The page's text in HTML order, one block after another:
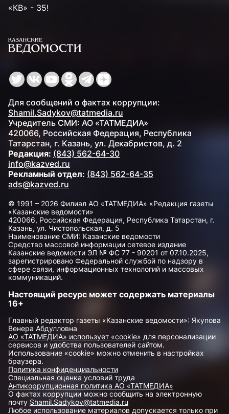
«КВ» - 35!
Для сообщений о фактах коррупции:
Shamil.Sadykov@tatmedia.ru
Учредитель СМИ: АО «ТАТМЕДИА»
420066, Российская Федерация, Республика
Татарстан, г. Казань, ул. Декабристов, д. 2
Редакция: (843) 562-64-30
info@kazved.ru
Рекламный отдел: (843) 562-64-35
ads@kazved.ru
© 1991 – 2026 Филиал АО «ТАТМЕДИА» «Редакция газеты
«Казанские ведомости»
420066, Российская Федерация, Республика Татарстан, г.
Казань, ул. Чистопольская, д. 5
Наименование СМИ: Казанские ведомости
Средство массовой информации сетевое издание
Казанские ведомости ЭЛ № ФС 77 - 90201 от 07.10.2025,
зарегистрировано Федеральной службой по надзору в
сфере связи, информационных технологий и массовых
коммуникаций.
Настоящий ресурс может содержать материалы
16+
Главный редактор газеты «Казанские ведомости»: Якупова
Венера Абдулловна
АО «ТАТМЕДИА» использует «cookie» для персонализации
сервисов и удобства пользователей сайтом.
Использование «cookie» можно отменить в настройках
браузера.
Политика конфиденциальности
Специальная оценка условий труда
Антикоррупционная политика АО «ТАТМЕДИА»
О фактах коррупции можно сообщить на электронную
почту Shamil.Sadykov@tatmedia.ru
Любое использование материалов допускается только при